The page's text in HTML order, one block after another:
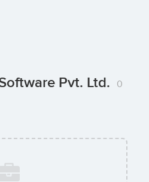
Pvt. Ltd. 0